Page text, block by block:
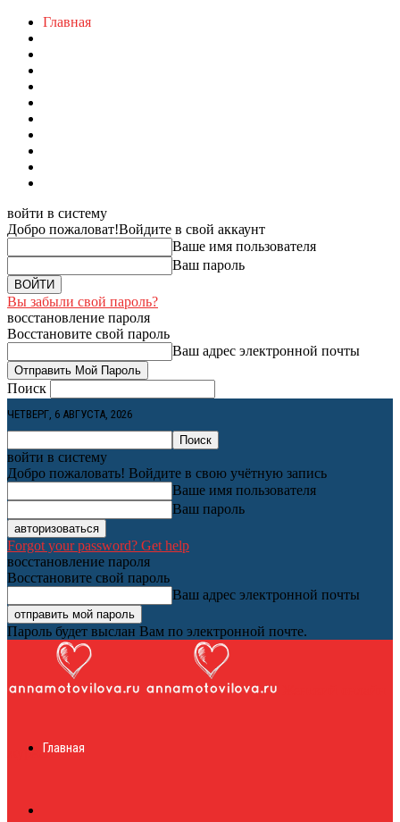
Главная
войти в систему
Добро пожаловат!Войдите в свой аккаунт
Ваше имя пользователя
Ваш пароль
Вы забыли свой пароль?
восстановление пароля
Восстановите свой пароль
Ваш адрес электронной почты
Поиск
ЧЕТВЕРГ, 6 АВГУСТА, 2026
войти в систему
Добро пожаловать! Войдите в свою учётную запись
Ваше имя пользователя
Ваш пароль
Forgot your password? Get help
восстановление пароля
Восстановите свой пароль
Ваш адрес электронной почты
Пароль будет выслан Вам по электронной почте.
журналГлавная